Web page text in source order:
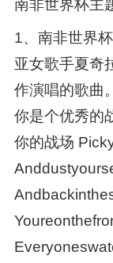
南非世界杯主
1、南非世界
亚女歌手夏奇
作演唱的歌曲
你是个优秀的
你的战场